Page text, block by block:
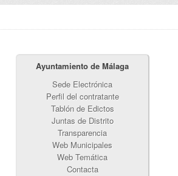
Ayuntamiento de Málaga
Sede Electrónica
Perfil del contratante
Tablón de Edictos
Juntas de Distrito
Transparencia
Web Municipales
Web Temática
Contacta